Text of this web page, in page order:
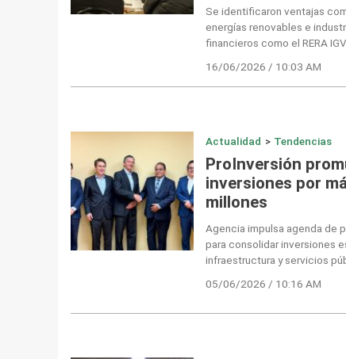
Se identificaron ventajas
energías renovables e
financieros como el RERA IGV.
16/06/2026 / 10:03 AM
Actualidad > Tendencias
ProInversión
inversiones por
millones
Agencia impulsa agenda de
para consolidar inversiones
infraestructura y servicios
05/06/2026 / 10:16 AM